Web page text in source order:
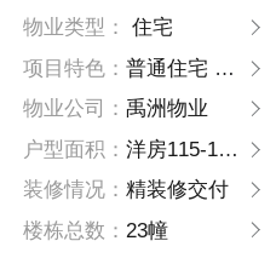
物业类型：
住宅
项目特色：普通住宅 洋房 高层
物业公司：禹洲物业
户型面积：洋房115-128-170顶跃，高层95-110方
装修情况：精装修交付
楼栋总数： 23幢